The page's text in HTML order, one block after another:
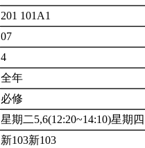
201 101A1
07
4
全年
必修
星期二5,6(12:20~14:10)星期
新103新103